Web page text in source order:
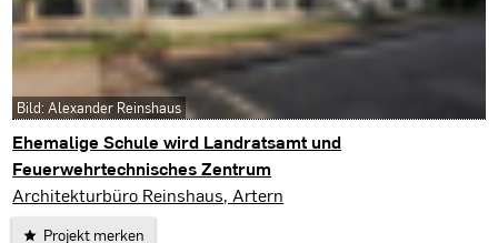
Ehemalige Schule wird Landratsamt und
Feuerwehrtechnisches Zentrum
Artern
Architekturbüro Reinshaus, Artern
Projekt merken
Bild: Alexander Reinshaus